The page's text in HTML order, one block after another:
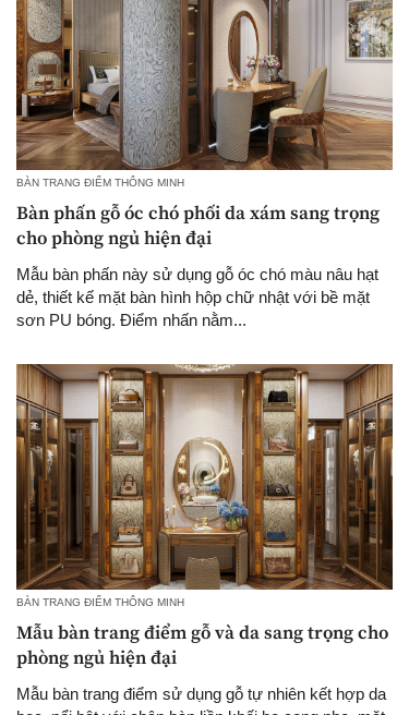
BÀN TRANG ĐIỂM THÔNG MINH
Bàn phấn gỗ óc chó phối da xám sang trọng
cho phòng ngủ hiện đại
Mẫu bàn phấn này sử dụng gỗ óc chó màu nâu hạt
dẻ, thiết kế mặt bàn hình hộp chữ nhật với bề mặt
sơn PU bóng. Điểm nhấn nằm...
BÀN TRANG ĐIỂM THÔNG MINH
Mẫu bàn trang điểm gỗ và da sang trọng cho
phòng ngủ hiện đại
Mẫu bàn trang điểm sử dụng gỗ tự nhiên kết hợp da